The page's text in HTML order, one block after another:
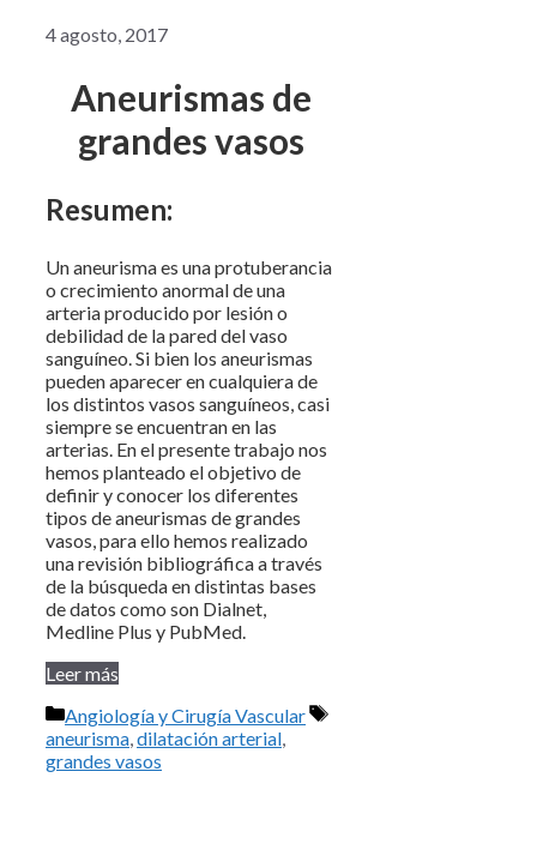
4 agosto, 2017
Aneurismas de
grandes vasos
Resumen:
Un aneurisma es una protuberancia
o crecimiento anormal de una
arteria producido por lesión o
debilidad de la pared del vaso
sanguíneo. Si bien los aneurismas
pueden aparecer en cualquiera de
los distintos vasos sanguíneos, casi
siempre se encuentran en las
arterias. En el presente trabajo nos
hemos planteado el objetivo de
definir y conocer los diferentes
tipos de aneurismas de grandes
vasos, para ello hemos realizado
una revisión bibliográfica a través
de la búsqueda en distintas bases
de datos como son Dialnet,
Medline Plus y PubMed.
Leer más
Categorías
Angiología y Cirugía Vascular
Etiquetas
aneurisma dilatación arterial
grandes vasos